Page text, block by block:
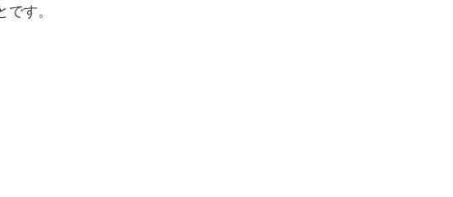
す。